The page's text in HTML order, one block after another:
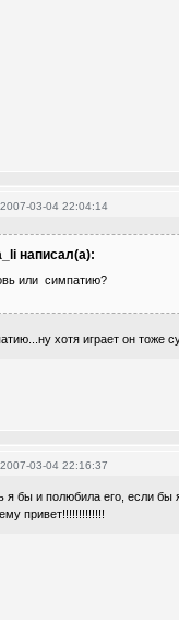
2007-03-04 22:04:14
написал(а):
или симпатию?
хотя играет он тоже
2007-03-04 22:16:37
я бы и полюбила его, если бы
привет!!!!!!!!!!!!!